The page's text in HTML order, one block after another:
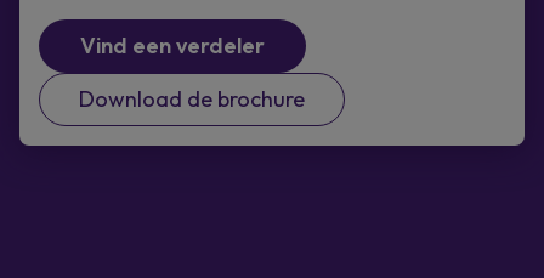
Vind een verdeler
Download de brochure